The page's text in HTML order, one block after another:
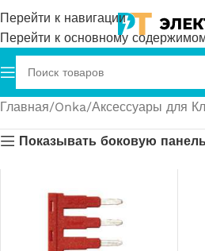
Перейти к навигации
Перейти к основному
Главная Onka Аксессуары для
Показывать боковую